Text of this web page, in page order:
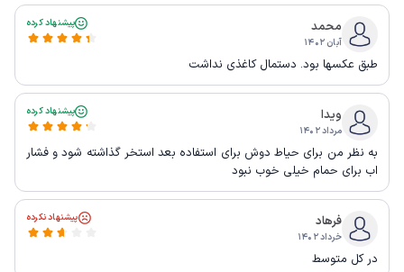
محمد
آبان ۱۴۰۲
پیشنهاد کرده
طبق عکسها بود. دستمال کاغذی نداشت
ویدا
مرداد ۱۴۰۲
پیشنهاد کرده
به نظر من برای حیاط دوش برای استفاده بعد استخر گذاشته شود و فشار
اب برای حمام خیلی خوب نبود
فرهاد
خرداد ۱۴۰۲
پیشنهاد نکرده
در کل متوسط